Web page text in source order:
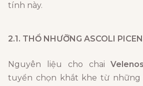
tính này.
Nguyên liệu cho chai
tuyển chọn khắt khe từ những